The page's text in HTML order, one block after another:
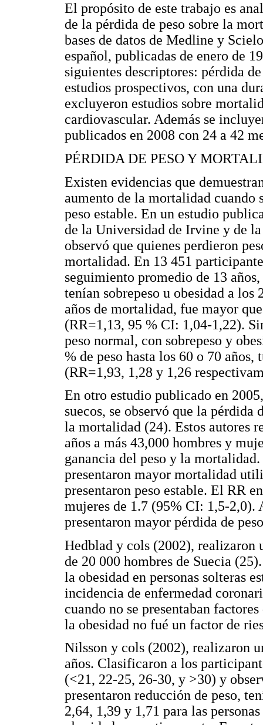
El propósito de este trabajo es
de la pérdida de peso sobre la
bases de datos de Medline y
español, publicadas de enero de
siguientes descriptores: pérdida
estudios prospectivos, con una
excluyeron estudios sobre
cardiovascular. Además se
publicados en 2008 con 24 a 42
PÉRDIDA DE PESO Y
Existen evidencias que
aumento de la mortalidad cuando
peso estable. En un estudio
de la Universidad de Irvine y de
observó que quienes perdieron
mortalidad. En 13 451
seguimiento promedio de 13
tenían sobrepeso u obesidad a
años de mortalidad, fue mayor
(RR=1,13, 95 % CI: 1,04-1,22).
peso normal, con sobrepeso y
% de peso hasta los 60 o 70
(RR=1,93, 1,28 y 1,26
En otro estudio publicado en
suecos, se observó que la pérdida
la mortalidad (24). Estos autores
años a más 43,000 hombres y
ganancia del peso y la
presentaron mayor mortalidad
presentaron peso estable. El RR
mujeres de 1.7 (95% CI: 1,5-2,0).
presentaron mayor pérdida de
Hedblad y cols (2002), realizaron
de 20 000 hombres de Suecia
la obesidad en personas solteras
incidencia de enfermedad
cuando no se presentaban
la obesidad no fué un factor de
Nilsson y cols (2002), realizaron
años. Clasificaron a los
(<21, 22-25, 26-30, y >30) y
presentaron reducción de peso,
2,64, 1,39 y 1,71 para las